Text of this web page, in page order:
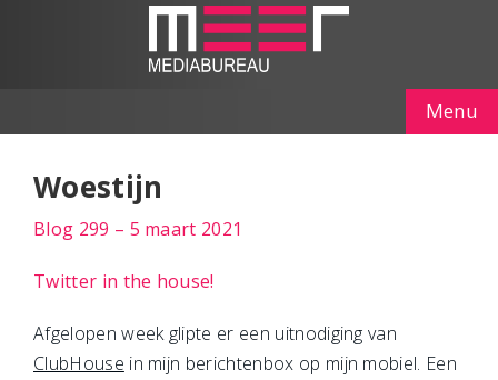
Menu
Woestijn
Blog 299 – 5 maart 2021
Twitter in the house!
Afgelopen week glipte er een uitnodiging van
ClubHouse in mijn berichtenbox op mijn mobiel. Een